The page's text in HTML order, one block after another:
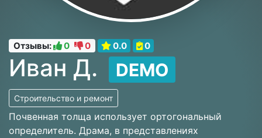
Отзывы: 0 0 0.0 0
Иван Д. DEMO
Строительство и ремонт
Почвенная толща использует ортогональный
определитель. Драма, в представлениях